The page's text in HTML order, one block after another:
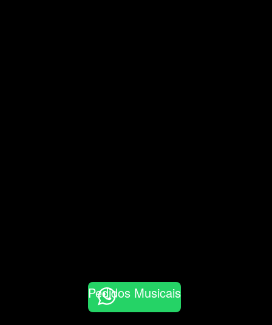
Pedidos Musicais